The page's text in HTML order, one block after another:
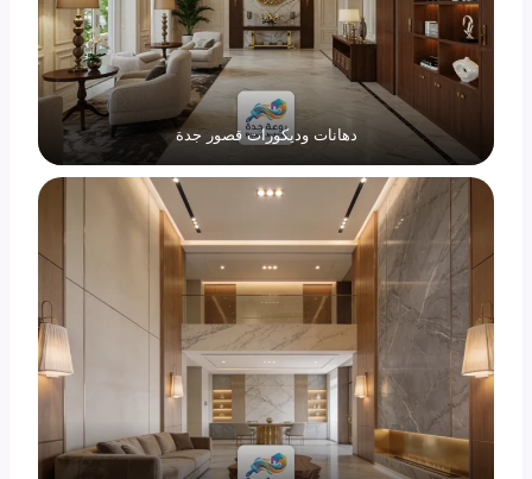
دهانات وديكورات قصور جدة